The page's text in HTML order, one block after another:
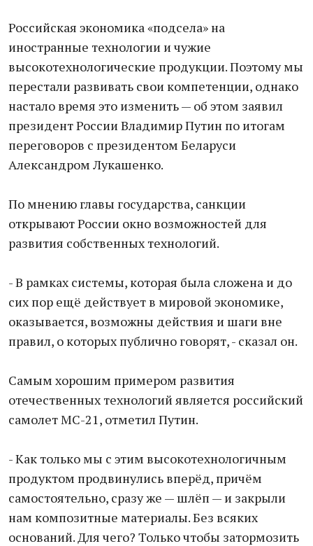
Российская экономика «подсела» на
иностранные технологии и чужие
высокотехнологические продукции. Поэтому мы
перестали развивать свои компетенции, однако
настало время это изменить — об этом заявил
президент России Владимир Путин по итогам
переговоров с президентом Беларуси
Александром Лукашенко.
По мнению главы государства, санкции
открывают России окно возможностей для
развития собственных технологий.
- В рамках системы, которая была сложена и до
сих пор ещё действует в мировой экономике,
оказывается, возможны действия и шаги вне
правил, о которых публично говорят, - сказал он.
Самым хорошим примером развития
отечественных технологий является российский
самолет МС-21, отметил Путин.
- Как только мы с этим высокотехнологичным
продуктом продвинулись вперёд, причём
самостоятельно, сразу же — шлёп — и закрыли
нам композитные материалы. Без всяких
оснований. Для чего? Только чтобы затормозить